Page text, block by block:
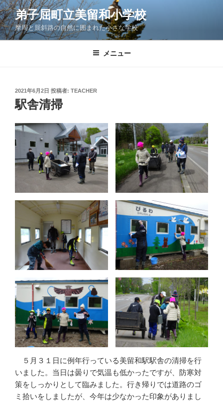
コ
ン
テ
ン
弟子屈町立美留和小学校
摩周と屈斜路の自然に囲まれた小さな学校
メニュー
投
稿
日:
2021年6月2日 投稿者: TEACHER
駅舎清掃
５月３１日に例年行っている美留和駅駅舎の清掃を行
いました。当日は曇りで気温も低かったですが、防寒対
策をしっかりとして臨みました。行き帰りでは道路のゴ
ミ拾いをしましたが、今年は少なかった印象がありまし